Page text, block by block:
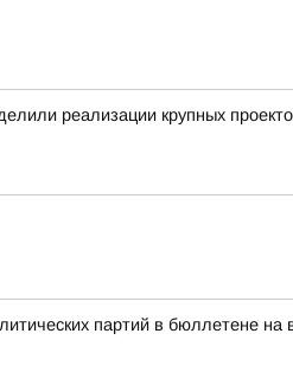
реализации крупных
партий в бюллетене на